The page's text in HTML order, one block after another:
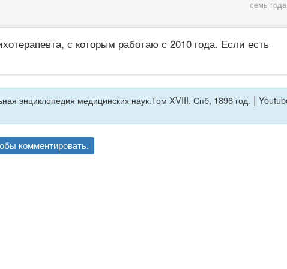
семь
с которым работаю с 2010 года. Если есть
энциклопедия медицинских наук.Том XVIII. Спб, 1896 год. |
комментировать.